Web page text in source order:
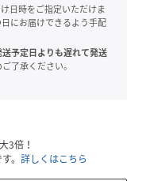
日時をご指定いただけま
にお届けできるよう手配
予定日よりも遅れて発送
了承ください。
3倍！
。 詳しくはこちら